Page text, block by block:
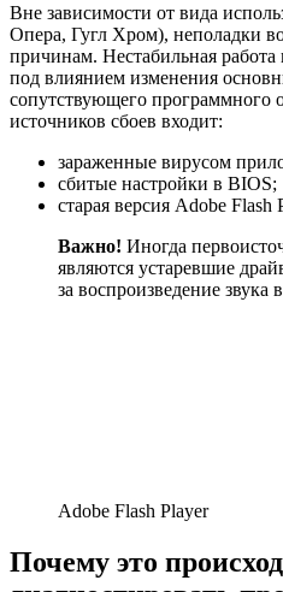
Вне зависимости от вида
Опера, Гугл Хром), неполадки
причинам. Нестабильная
под влиянием изменения
сопутствующего программного
источников сбоев входит:
зараженные вирусом
сбитые настройки в BIOS;
старая версия Adobe Flash
Важно! Иногда
являются устаревшие
за воспроизведение звука
Adobe Flash Player
Почему это